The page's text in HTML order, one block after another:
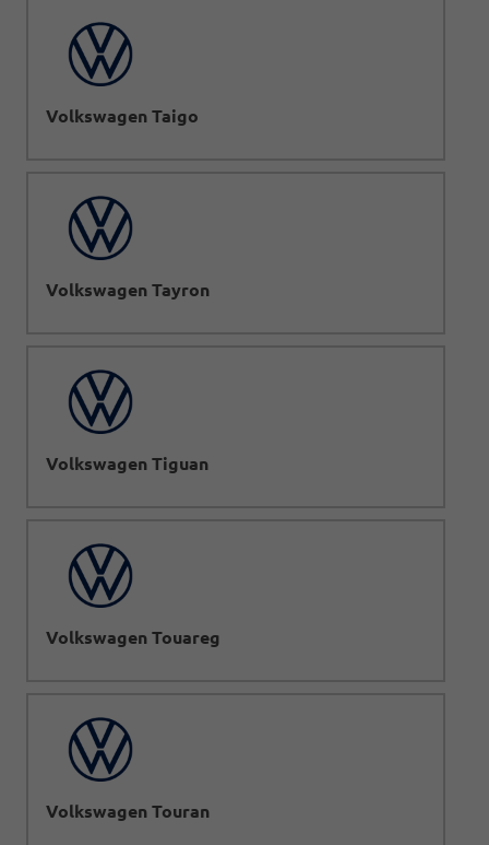
Volkswagen Taigo
Volkswagen Tayron
Volkswagen Tiguan
Volkswagen Touareg
Volkswagen Touran